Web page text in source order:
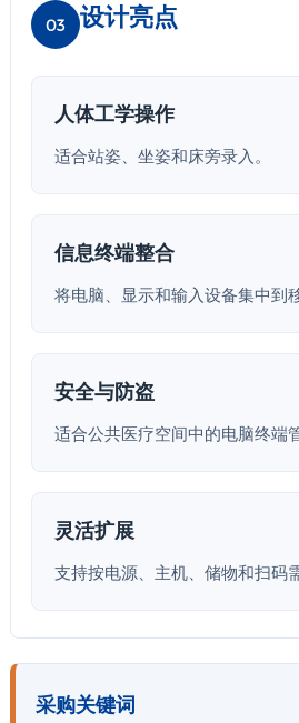
03 设计亮点
人体工学操作
适合站姿、坐姿和床旁录入。
信息终端整合
将电脑、显示和输入设备集中到
安全与防盗
适合公共医疗空间中的电脑终端
灵活扩展
支持按电源、主机、储物和扫码
采购关键词